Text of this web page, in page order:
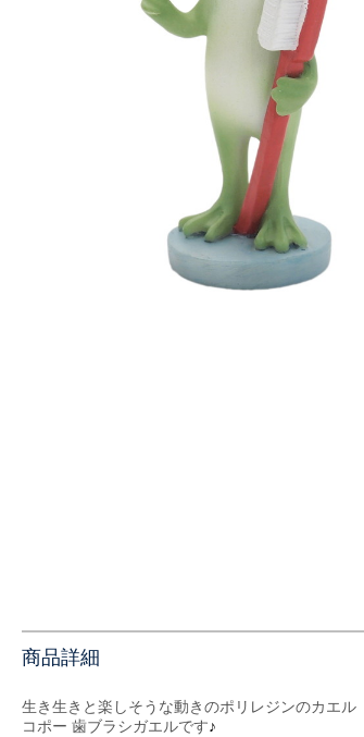
商品詳細
生き生きと楽しそうな動きのポリレジンのカエル
コポー 歯ブラシガエルです♪